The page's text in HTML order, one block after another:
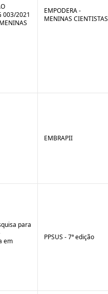
003/2021
EMPODERA -
MENINAS CIENTISTAS
EMBRAPII
para
em
PPSUS - 7ª edição